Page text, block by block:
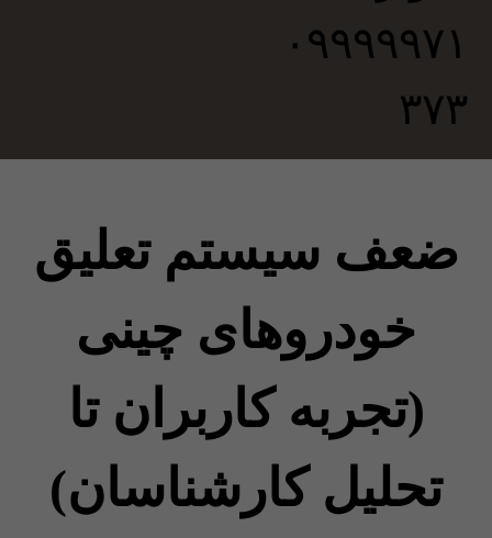
ضعف سیستم تعلیق
خودروهای چینی
(تجربه کاربران تا
تحلیل کارشناسان)